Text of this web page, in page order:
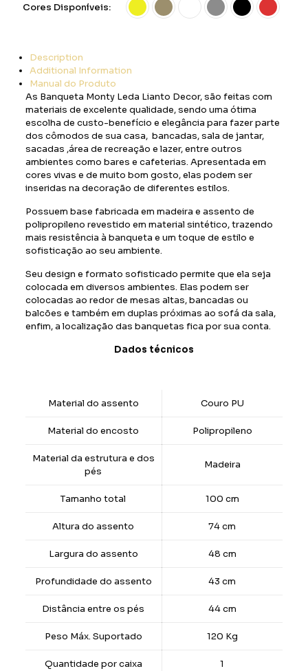
Cores Disponíveis:
Description
Additional Information
Manual do Produto
As Banqueta Monty Leda Lianto Decor, são feitas com
materiais de excelente qualidade, sendo uma ótima
escolha de custo-benefício e elegância para fazer parte
dos cômodos de sua casa, bancadas, sala de jantar,
sacadas ,área de recreação e lazer, entre outros
ambientes como bares e cafeterias. Apresentada em
cores vivas e de muito bom gosto, elas podem ser
inseridas na decoração de diferentes estilos.
Possuem base fabricada em madeira e assento de
polipropileno revestido em material sintético, trazendo
mais resistência à banqueta e um toque de estilo e
sofisticação ao seu ambiente.
Seu design e formato sofisticado permite que ela seja
colocada em diversos ambientes. Elas podem ser
colocadas ao redor de mesas altas, bancadas ou
balcões e também em duplas próximas ao sofá da sala,
enfim, a localização das banquetas fica por sua conta.
Dados técnicos
Material do assento Couro PU
Material do encosto Polipropileno
Material da estrutura e dos
pés
Madeira
Tamanho total 100 cm
Altura do assento 74 cm
Largura do assento 48 cm
Profundidade do assento 43 cm
Distância entre os pés 44 cm
Peso Máx. Suportado 120 Kg
Quantidade por caixa 1